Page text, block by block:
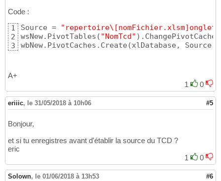
Code :
1
2
3
Source =
wsNew.PivotTables ( "NomTcd" ) .ChangePivotCache
wbNew.PivotCaches.Create (xlDatabase, Source,
A+
1
0
eriiic, le 31/05/2018 à 10h06 #5
Bonjour,
et si tu enregistres avant d'établir la source du TCD ?
eric
1
0
Solown, le 01/06/2018 à 13h53 #6